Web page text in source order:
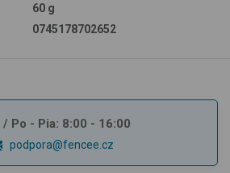
60 g
0745178702652
/ Po - Pia: 8:00 - 16:00
podpora@fencee.cz